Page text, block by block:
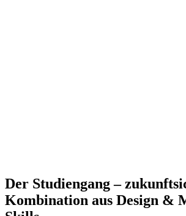
Der Studiengang –
Kombination aus Design &